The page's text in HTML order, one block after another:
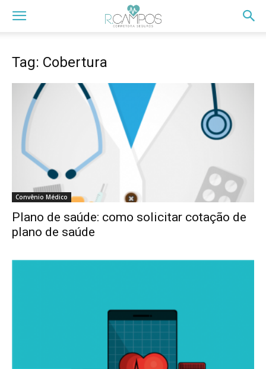
Tag: Cobertura
Convênio Médico
Plano de saúde: como solicitar cotação de
plano de saúde